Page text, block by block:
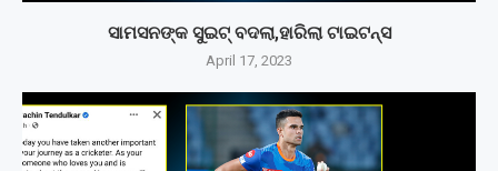
ସାମସନଙ୍କ ସୁଇଟ୍ ବଦଲା,ହାରିଲା ଟାଇଟନ୍ସ
April 17, 2023